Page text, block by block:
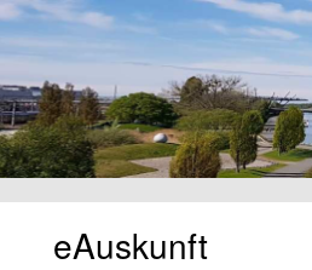
eAuskunft